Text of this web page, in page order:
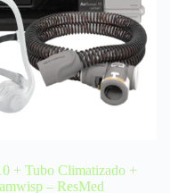
+ Tubo Climatizado +
– ResMed